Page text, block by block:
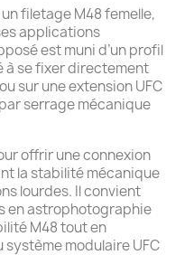
filetage M48 femelle,
applications
est muni d’un profil
à se fixer directement
sur une extension UFC
serrage mécanique
offrir une connexion
la stabilité mécanique
lourdes. Il convient
en astrophotographie
M48 tout en
modulaire UFC